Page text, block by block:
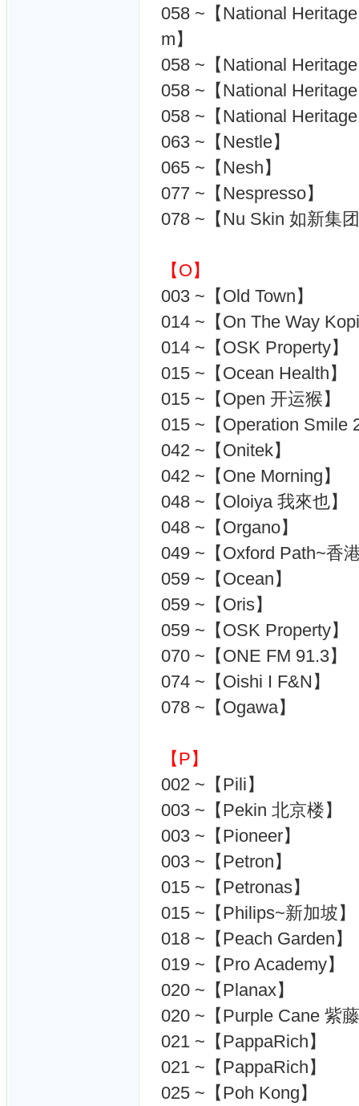
058 ~【National
m】
058 ~【National
058 ~【National
058 ~【National
063 ~【Nestle】
065 ~【Nesh】
077 ~【Nespresso】
078 ~【Nu Skin 如新集
【O】
003 ~【Old Town】
014 ~【On The Way
014 ~【OSK Property】
015 ~【Ocean Health】
015 ~【Open 开运猴】
015 ~【Operation Smile
042 ~【Onitek】
042 ~【One Morning】
048 ~【Oloiya 我來也】
048 ~【Organo】
049 ~【Oxford Path~香
059 ~【Ocean】
059 ~【Oris】
059 ~【OSK Property】
070 ~【ONE FM 91.3】
074 ~【Oishi I F&N】
078 ~【Ogawa】
【P】
002 ~【Pili】
003 ~【Pekin 北京楼】
003 ~【Pioneer】
003 ~【Petron】
015 ~【Petronas】
015 ~【Philips~新加坡】
018 ~【Peach Garden】
019 ~【Pro Academy】
020 ~【Planax】
020 ~【Purple Cane 紫
021 ~【PappaRich】
021 ~【PappaRich】
025 ~【Poh Kong】